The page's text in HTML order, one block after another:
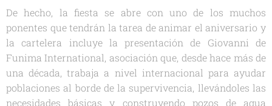
De hecho, la fiesta se abre con uno de los muchos
ponentes que tendrán la tarea de animar el aniversario y
la cartelera incluye la presentación de Giovanni de
Funima International, asociación que, desde hace más de
una década, trabaja a nivel internacional para ayudar
poblaciones al borde de la supervivencia, llevándoles las
necesidades básicas y construyendo pozos de agua